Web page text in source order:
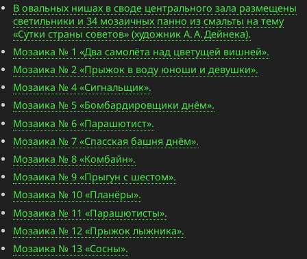
В овальных нишах в своде центрального зала размещены
светильники и 34 мозаичных панно из смальты на тему
«Сутки страны советов» (художник А. А. Дейнека).
Мозаика № 1 «Два самолёта над цветущей вишней».
Мозаика № 2 «Прыжок в воду юноши и девушки».
Мозаика № 4 «Сигнальщик».
Мозаика № 5 «Бомбардировщики днём».
Мозаика № 6 «Парашютист».
Мозаика № 7 «Спасская башня днём».
Мозаика № 8 «Комбайн».
Мозаика № 9 «Прыгун с шестом».
Мозаика № 10 «Планёры».
Мозаика № 11 «Парашютисты».
Мозаика № 12 «Прыжок лыжника».
Мозаика № 13 «Сосны».